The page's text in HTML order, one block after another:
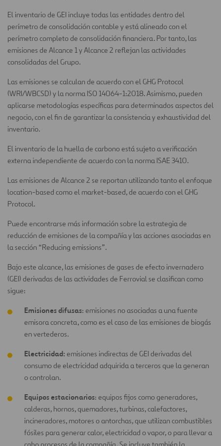
El inventario de GEI incluye todas las entidades dentro del
perímetro de consolidación contable y está alineado con el
perímetro completo de consolidación financiera. Por tanto, las
emisiones de Alcance 1 y Alcance 2 reflejan las actividades
consolidadas del Grupo.
Las emisiones se calculan de acuerdo con el GHG Protocol
(WRI/WBCSD) y la norma ISO 14064-1:2018. Asimismo, pueden
aplicarse metodologías específicas para determinados aspectos del
negocio, con el fin de garantizar la consistencia y exhaustividad del
inventario.
El inventario de la huella de carbono está sujeto a verificación
externa independiente de acuerdo con la norma ISAE 3410.
Las emisiones de Alcance 2 se reportan utilizando tanto el enfoque
location-based como el market-based, de acuerdo con el GHG
Protocol.
Puede encontrarse más información sobre la estrategia de
reducción de emisiones de la compañía y las acciones asociadas en
la sección “Reducing emissions”.
Bajo este alcance, las emisiones de gases de efecto invernadero
(GEI) derivadas de las actividades de Ferrovial se clasifican como
sigue:
Emisiones difusas: emisiones no asociadas a una fuente
emisora concreta, como es el caso de las emisiones de biogás
en vertederos.
Electricidad: emisiones indirectas de GEI derivadas del
consumo de electricidad adquirida a terceros que la generan
o controlan.
Equipos estacionarios: equipos fijos como generadores,
calderas, hornos, quemadores, turbinas, calefactores,
incineradores, motores o antorchas, que utilizan combustibles
fósiles para generar calor, electricidad o vapor, o para llevar a